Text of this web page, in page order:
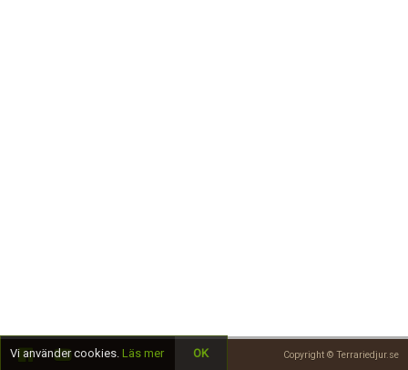
Copyright © Terrariedjur.se
Vi använder cookies. Läs mer OK